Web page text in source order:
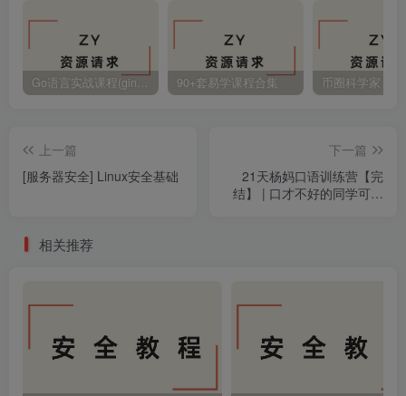
Go语言实战课程(gin框架)，Go Web开发进阶实战 90+套易学课程合集 币圈科学家
上一篇
[服务器安全] Linux安全基础
下一篇
21天杨妈口语训练营【完
结】 | 口才不好的同学可以
相关推荐